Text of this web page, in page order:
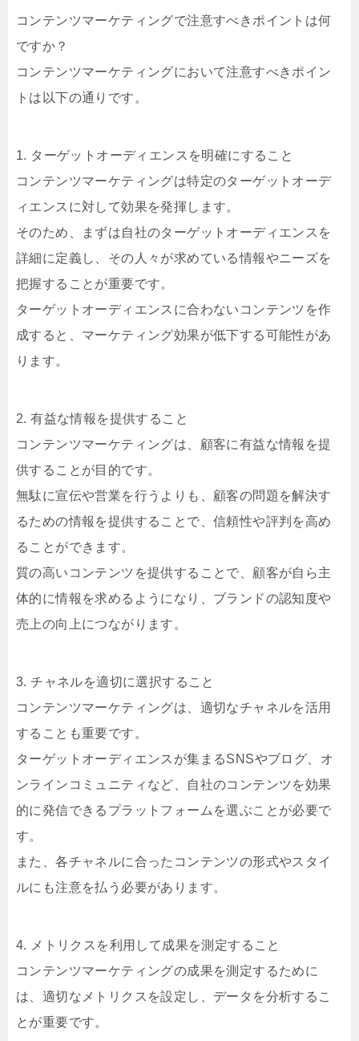
コンテンツマーケティングで注意すべきポイントは何
ですか？
コンテンツマーケティングにおいて注意すべきポイン
トは以下の通りです。
1. ターゲットオーディエンスを明確にすること
コンテンツマーケティングは特定のターゲットオーデ
ィエンスに対して効果を発揮します。
そのため、まずは自社のターゲットオーディエンスを
詳細に定義し、その人々が求めている情報やニーズを
把握することが重要です。
ターゲットオーディエンスに合わないコンテンツを作
成すると、マーケティング効果が低下する可能性があ
ります。
2. 有益な情報を提供すること
コンテンツマーケティングは、顧客に有益な情報を提
供することが目的です。
無駄に宣伝や営業を行うよりも、顧客の問題を解決す
るための情報を提供することで、信頼性や評判を高め
ることができます。
質の高いコンテンツを提供することで、顧客が自ら主
体的に情報を求めるようになり、ブランドの認知度や
売上の向上につながります。
3. チャネルを適切に選択すること
コンテンツマーケティングは、適切なチャネルを活用
することも重要です。
ターゲットオーディエンスが集まるSNSやブログ、オ
ンラインコミュニティなど、自社のコンテンツを効果
的に発信できるプラットフォームを選ぶことが必要で
す。
また、各チャネルに合ったコンテンツの形式やスタイ
ルにも注意を払う必要があります。
4. メトリクスを利用して成果を測定すること
コンテンツマーケティングの成果を測定するために
は、適切なメトリクスを設定し、データを分析するこ
とが重要です。